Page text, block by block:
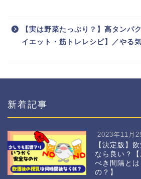
【実は野菜たっぷり？】高タンパ
イエット・筋トレレシピ】／や
新着記事
2023年11月
【決定版】
なら良い？
べき間隔と
の？】